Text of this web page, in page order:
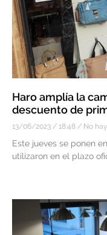
Haro amplía la
descuento de
13/06/2023 18:48 No
Este jueves se ponen
utilizaron en el plazo